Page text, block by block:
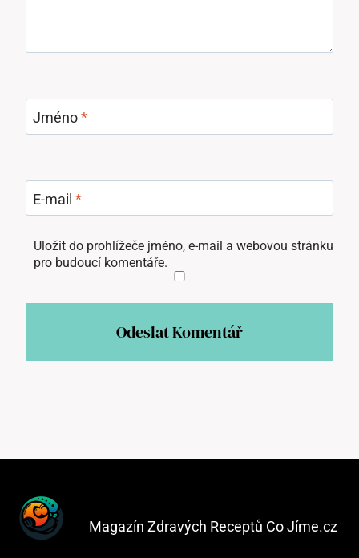
Jméno*
E-mail *
Uložit do prohlížeče jméno, e-mail a webovou stránku
pro budoucí komentáře.
Magazín Zdravých Receptů Co Jíme.cz